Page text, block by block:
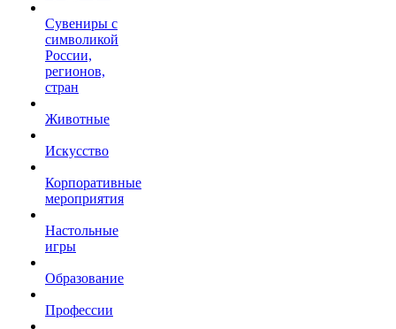
Сувениры с
символикой
России,
регионов,
стран
Животные
Искусство
Корпоративные
мероприятия
Настольные
игры
Образование
Профессии